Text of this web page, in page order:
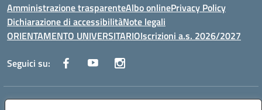
Amministrazione trasparenteAlbo onlinePrivacy Policy
Dichiarazione di accessibilitàNote legali
ORIENTAMENTO UNIVERSITARIOIscrizioni a.s. 2026/2027
Seguici su:
Indirizzo: